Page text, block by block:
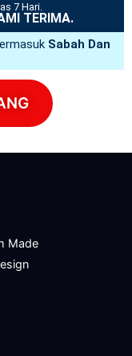
7 Hari.
TERIMA.
Sabah Dan
Made